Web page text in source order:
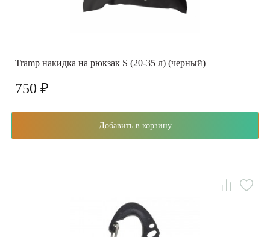
Tramp накидка на рюкзак S (20-35 л) (черный)
750 ₽
Добавить в корзину